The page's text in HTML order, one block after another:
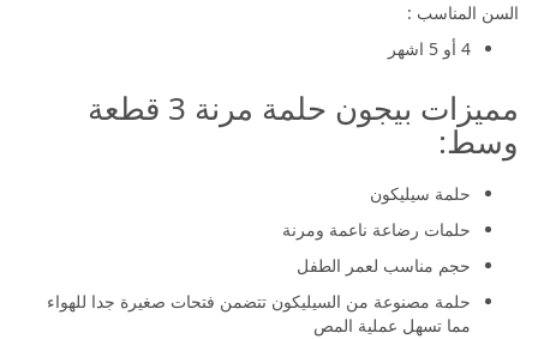
السن المناسب :
4 أو 5 اشهر
مميزات بيجون حلمة مرنة 3 قطعة
وسط:
حلمة سيليكون
حلمات رضاعة ناعمة ومرنة
حجم مناسب لعمر الطفل
حلمة مصنوعة من السيليكون تتضمن فتحات صغيرة جدا للهواء
مما تسهل عملية المص